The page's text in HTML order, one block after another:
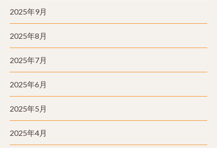
2025年9月
2025年8月
2025年7月
2025年6月
2025年5月
2025年4月